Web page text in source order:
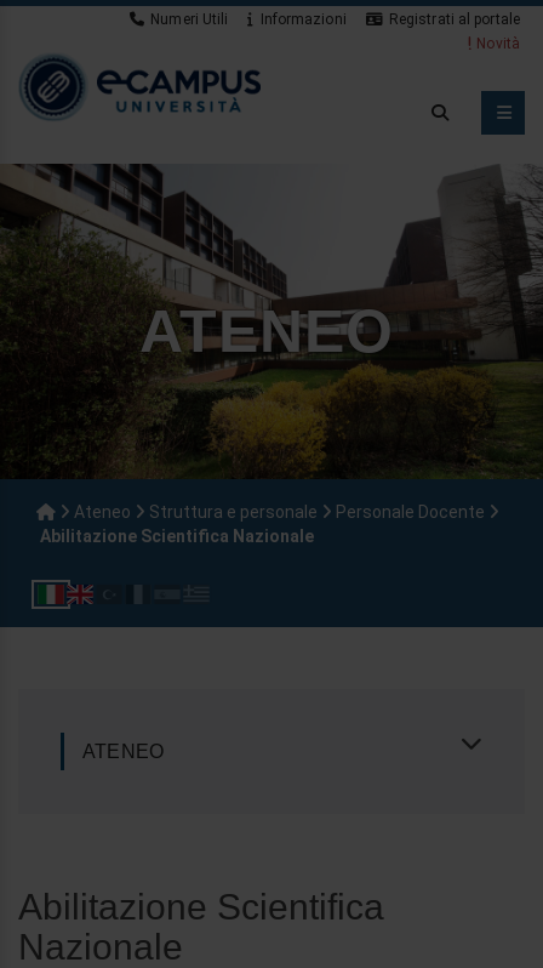
Numeri Utili Informazioni
Registrati al portale
Novità
ATENEO
Ateneo Struttura e personale
Personale Docente
Abilitazione Scientifica Nazionale
ATENEO
Abilitazione Scientifica
Nazionale